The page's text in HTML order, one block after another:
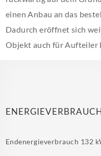
einen Anbau an das
Dadurch eröffnet sich
Objekt auch für Aufteiler
Endenergieverbrauch 132